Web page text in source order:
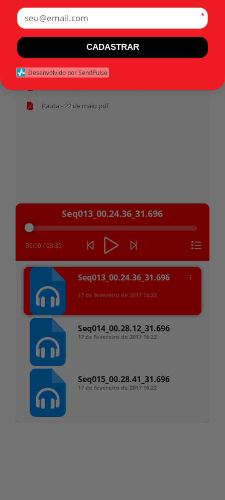
Tags:
Início
Pauta - 22 de maio.pdf
Tocador
áudio
Seq013_00.24.36_31.696
00:00 /03:35
Seq013_00.24.36_31.696
17 de fevereiro de 2017 16:22
Seq014_00.28.12_31.696
17 de fevereiro de 2017 16:22
Seq015_00.28.41_31.696
17 de fevereiro de 2017 16:22
*
CADASTRAR
Desenvolvido por SendPulse